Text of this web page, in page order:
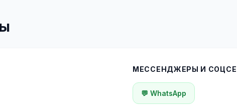
МЕССЕНДЖЕРЫ И
💬 WhatsApp